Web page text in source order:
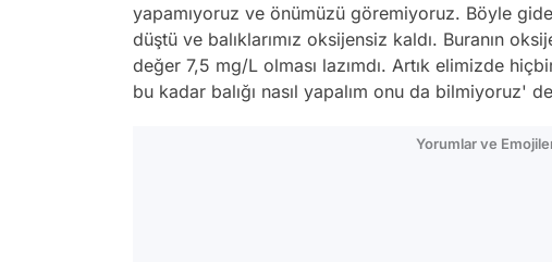
yapamıyoruz ve önümüzü göremiyoruz. Böyle
düştü ve balıklarımız oksijensiz kaldı. Buranın
değer 7,5 mg/L olması lazımdı. Artık elimizde
bu kadar balığı nasıl yapalım onu da bilmiyoruz'
Yorumlar ve